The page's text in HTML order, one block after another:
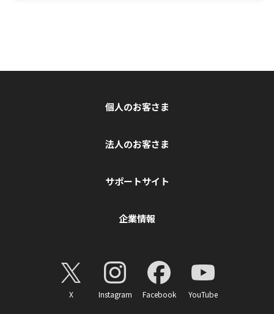
個人のお客さま
法人のお客さま
サポートサイト
企業情報
X Instagram Facebook YouTube